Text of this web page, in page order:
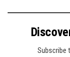
Subscribe